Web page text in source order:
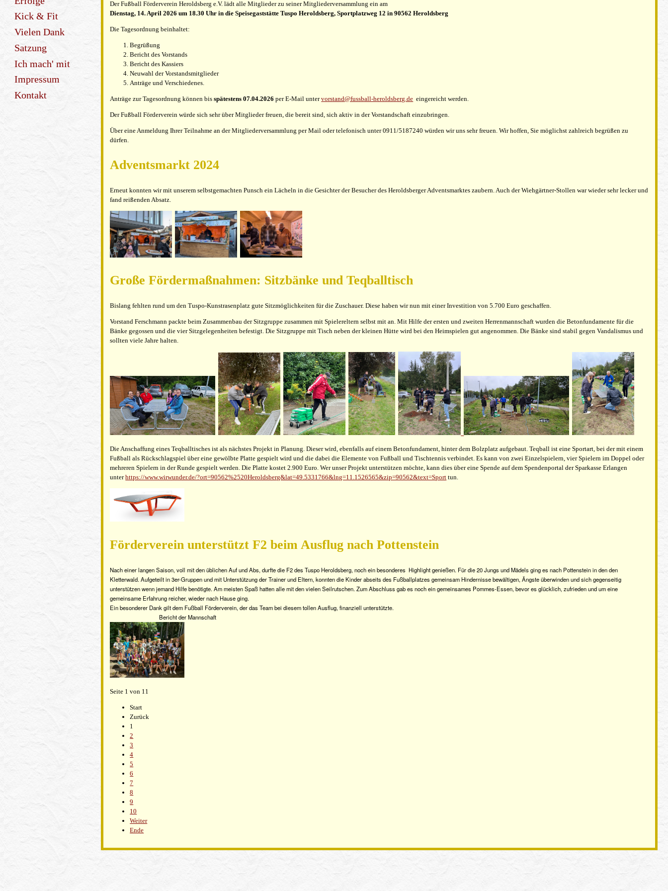
Kick & Fit
Vielen Dank
Satzung
Ich mach' mit
Impressum
Kontakt
Der Fußball Förderverein Heroldsberg e.V. lädt alle Mitglieder zu seiner Mitgliederversammlung ein am
Dienstag, 14. April 2026 um 18.30 Uhr in dieSpeisegaststätte Tuspo Heroldsberg,Sportplatzweg 12 in90562 Heroldsberg
Die Tagesordnung beinhaltet:
Begrüßung
Bericht des Vorstands
Bericht des Kassiers
Neuwahl der Vorstandsmitglieder
Anträge und Verschiedenes.
Anträge zur Tagesordnung können bisspätestens 07.04.2026 per E-Mail untervorstand@fussball-heroldsberg.de eingereicht werden.
Der Fußball Förderverein würde sich sehr über Mitglieder freuen, die bereit sind, sich aktiv in der Vorstandschaft einzubringen.
Über eine Anmeldung Ihrer Teilnahme an der Mitgliederversammlung per Mail oder telefonisch unter 0911/5187240 würden wir uns sehr freuen. Wir hoffen, Sie möglichst zahlreich begrüßen zu
dürfen.
Adventsmarkt 2024
Erneut konnten wir mit unserem selbstgemachten Punsch ein Lächeln in die Gesichter der Besucher des Heroldsberger Adventsmarktes zaubern. Auch der Wiehgärtner-Stollen war wieder sehr lecker und
fand reißenden Absatz.
Große Fördermaßnahmen: Sitzbänke und Teqballtisch
Bislang fehlten rund um den Tuspo-Kunstrasenplatz gute Sitzmöglichkeiten für die Zuschauer. Diese haben wir nun mit einer Investition von 5.700 Euro geschaffen.
Vorstand Ferschmann packte beim Zusammenbau der Sitzgruppe zusammen mit Spielereltern selbst mit an. Mit Hilfe der ersten und zweiten Herrenmannschaft wurden die Betonfundamente für die
Bänke gegossen und die vier Sitzgelegenheiten befestigt. Die Sitzgruppe mit Tisch neben der kleinen Hütte wird bei den Heimspielen gut angenommen. Die Bänke sind stabil gegen Vandalismus und
sollten viele Jahre halten.
Die Anschaffung eines Teqballtisches ist als nächstes Projekt in Planung. Dieser wird, ebenfalls auf einem Betonfundament, hinter dem Bolzplatz aufgebaut. Teqball ist eine Sportart, bei der mit einem
Fußball als Rückschlagspiel über eine gewölbte Platte gespielt wird und die dabei die Elemente von Fußball und Tischtennis verbindet. Es kann von zwei Einzelspielern, vier Spielern im Doppel oder
mehreren Spielern in der Runde gespielt werden. Die Platte kostet 2.900 Euro. Wer unser Projekt unterstützen möchte, kann dies über eine Spende auf dem Spendenportal der Sparkasse Erlangen
unterhttps://www.wirwunder.de/?ort=90562%2520Heroldsberg&lat=49.5331766&lng=11.1526565&zip=90562&text=Sport tun.
Förderverein unterstützt F2 beim Ausflug nach Pottenstein
Nach einer langen Saison, voll mit den üblichen Auf und Abs, durfte die F2 des Tuspo Heroldsberg, noch ein besonderes Highlight genießen. Für die 20 Jungs und Mädels ging es nach Pottenstein in den den
Kletterwald. Aufgeteilt in 3er-Gruppen und mit Unterstützung der Trainer und Eltern, konnten die Kinder abseits des Fußballplatzes gemeinsam Hindernisse bewältigen, Ängste überwinden und sich gegenseitig
unterstützen wenn jemand Hilfe benötigte. Am meisten Spaß hatten alle mit den vielen Seilrutschen.Zum Abschluss gab es noch ein gemeinsames Pommes-Essen, bevor es glücklich, zufrieden und um eine
gemeinsame Erfahrung reicher, wieder nach Hause ging.
Ein besonderer Dank gilt dem Fußball Förderverein, der das Team bei diesem tollen Ausflug, finanziell unterstützte.
Bericht der Mannschaft
Seite 1 von 11
Start
Zurück
1
2
3
4
5
6
7
8
9
10
Weiter
Ende